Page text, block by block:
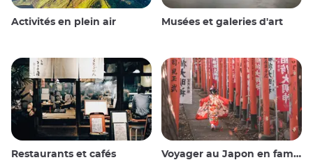
Activités en plein air Musées et galeries d'art
Restaurants et cafés Voyager au Japon en famille